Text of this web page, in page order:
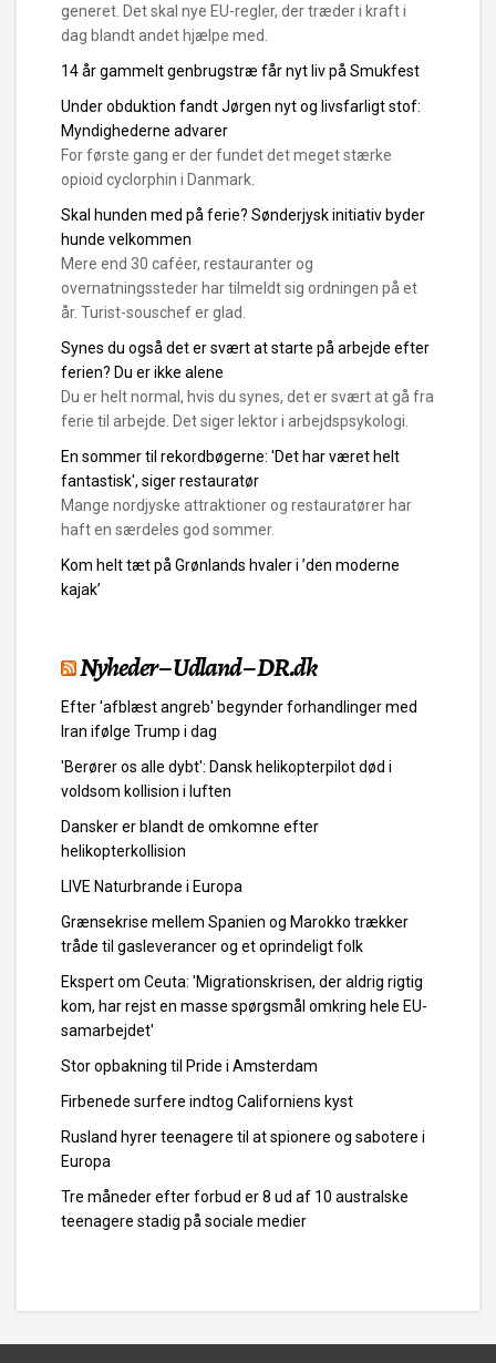
generet. Det skal nye EU-regler, der træder i kraft i
dag blandt andet hjælpe med.
14 år gammelt genbrugstræ får nyt liv på Smukfest
Under obduktion fandt Jørgen nyt og livsfarligt stof:
Myndighederne advarer
For første gang er der fundet det meget stærke
opioid cyclorphin i Danmark.
Skal hunden med på ferie? Sønderjysk initiativ byder
hunde velkommen
Mere end 30 caféer, restauranter og
overnatningssteder har tilmeldt sig ordningen på et
år. Turist-souschef er glad.
Synes du også det er svært at starte på arbejde efter
ferien? Du er ikke alene
Du er helt normal, hvis du synes, det er svært at gå fra
ferie til arbejde. Det siger lektor i arbejdspsykologi.
En sommer til rekordbøgerne: 'Det har været helt
fantastisk', siger restauratør
Mange nordjyske attraktioner og restauratører har
haft en særdeles god sommer.
Kom helt tæt på Grønlands hvaler i ’den moderne
kajak’
Nyheder – Udland – DR.dk
Efter 'afblæst angreb' begynder forhandlinger med
Iran ifølge Trump i dag
'Berører os alle dybt': Dansk helikopterpilot død i
voldsom kollision i luften
Dansker er blandt de omkomne efter
helikopterkollision
LIVE Naturbrande i Europa
Grænsekrise mellem Spanien og Marokko trækker
tråde til gasleverancer og et oprindeligt folk
Ekspert om Ceuta: 'Migrationskrisen, der aldrig rigtig
kom, har rejst en masse spørgsmål omkring hele EU-
samarbejdet'
Stor opbakning til Pride i Amsterdam
Firbenede surfere indtog Californiens kyst
Rusland hyrer teenagere til at spionere og sabotere i
Europa
Tre måneder efter forbud er 8 ud af 10 australske
teenagere stadig på sociale medier